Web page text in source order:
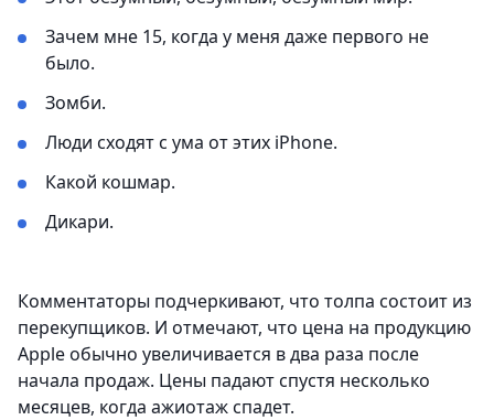
Зачем мне 15, когда у меня даже первого не
было.
Зомби.
Люди сходят с ума от этих iPhone.
Какой кошмар.
Дикари.
Комментаторы подчеркивают, что толпа состоит из
перекупщиков. И отмечают, что цена на продукцию
Apple обычно увеличивается в два раза после
начала продаж. Цены падают спустя несколько
месяцев, когда ажиотаж спадет.